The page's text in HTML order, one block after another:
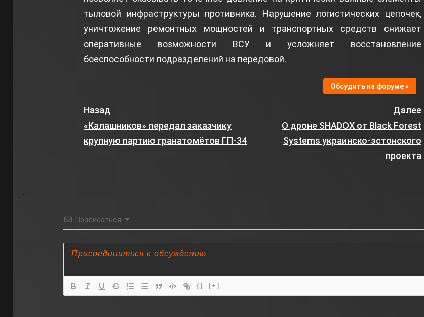
тыловой инфраструктуры противника. Нарушение логистических цепочек,
уничтожение ремонтных мощностей и транспортных средств снижает
оперативные возможности ВСУ и усложняет восстановление
боеспособности подразделений на передовой.
Обсудить на форуме »
Назад
«Калашников» передал заказчику
крупную партию гранатомётов ГП-34
Далее
О дроне SHADOX от Black Forest
Systems украинско‑эстонского
проекта
Подписаться
{} [+]